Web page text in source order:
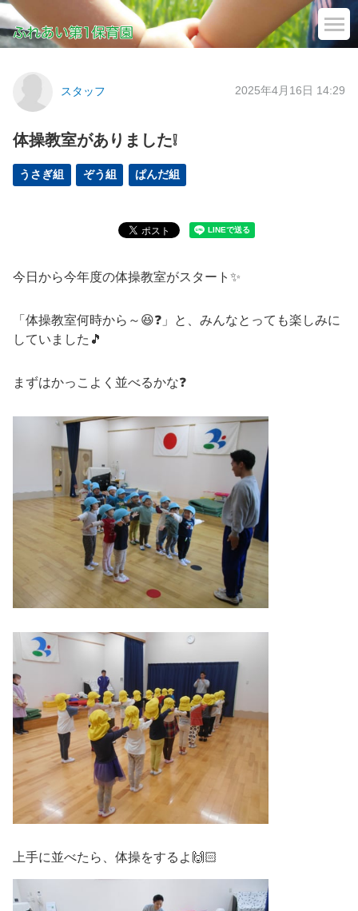
スタッフ 2025年4月16日 14:29
体操教室がありました❕
うさぎ組 ぞう組 ぱんだ組
今日から今年度の体操教室がスタート✨
「体操教室何時から～😆❓」と、みんなとっても楽しみに
していました🎵
まずはかっこよく並べるかな❓
上手に並べたら、体操をするよ🙌🏻